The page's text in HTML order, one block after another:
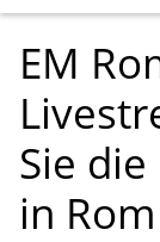
EM
Sie
in